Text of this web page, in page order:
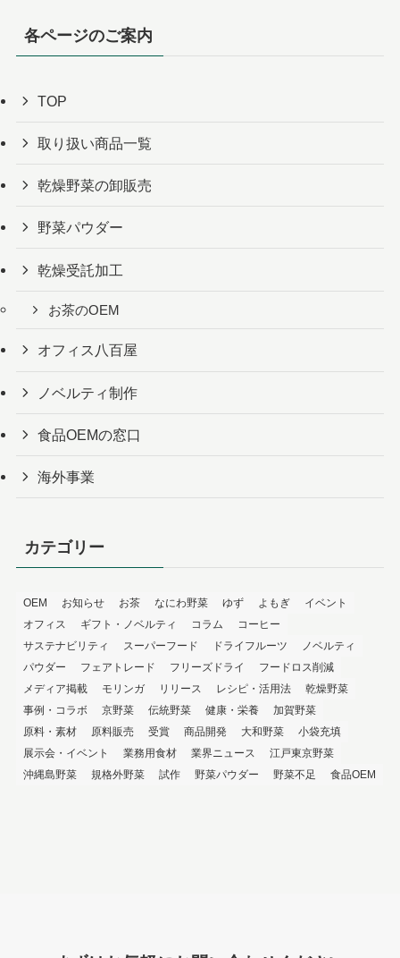
各ページのご案内
TOP
取り扱い商品一覧
乾燥野菜の卸販売
野菜パウダー
乾燥受託加工
お茶のOEM
オフィス八百屋
ノベルティ制作
食品OEMの窓口
海外事業
カテゴリー
OEM お知らせ お茶 なにわ野菜 ゆず よもぎ
イベント
オフィス
ギフト・ノベルティ コラム
コーヒー
サステナビリティ
スーパーフード ドライフルーツ
ノベルティ
パウダー
フェアトレード フリーズドライ
フードロス削減
メディア掲載
モリンガ リリース レシピ・活用法
乾燥野菜
事例・コラボ
京野菜 伝統野菜 健康・栄養
加賀野菜
原料・素材
原料販売 受賞 商品開発 大和野菜
小袋充填
展示会・イベント
業務用食材 業界ニュース
江戸東京野菜
沖縄島野菜
規格外野菜 試作 野菜パウダー 野菜不足 食品OEM